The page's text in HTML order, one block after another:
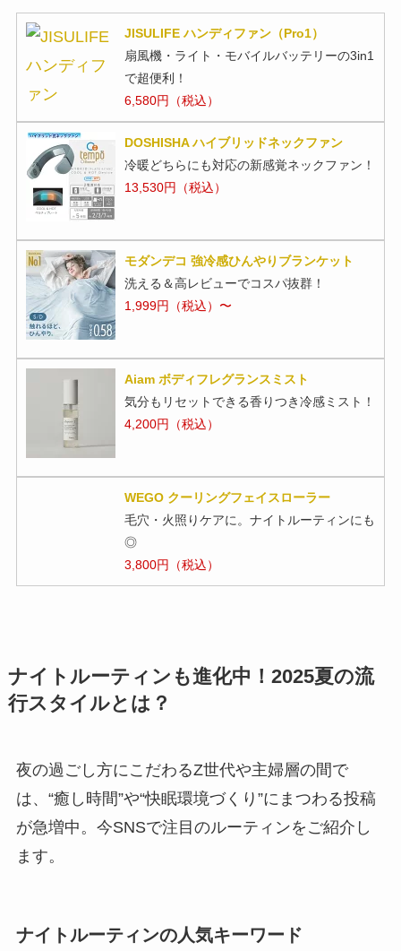
JISULIFE ハンディファン（Pro1）
扇風機・ライト・モバイルバッテリーの3in1
で超便利！
6,580円（税込）
DOSHISHA ハイブリッドネックファン
冷暖どちらにも対応の新感覚ネックファン！
13,530円（税込）
モダンデコ 強冷感ひんやりブランケット
洗える＆高レビューでコスパ抜群！
1,999円（税込）〜
Aiam ボディフレグランスミスト
気分もリセットできる香りつき冷感ミスト！
4,200円（税込）
WEGO クーリングフェイスローラー
毛穴・火照りケアに。ナイトルーティンにも
◎
3,800円（税込）
ナイトルーティンも進化中！2025夏の流
行スタイルとは？
夜の過ごし方にこだわるZ世代や主婦層の間で
は、“癒し時間”や“快眠環境づくり”にまつわる投稿
が急増中。今SNSで注目のルーティンをご紹介し
ます。
ナイトルーティンの人気キーワード